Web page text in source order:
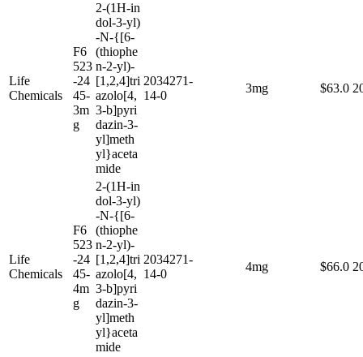
Life
Chemicals
F6
523
-24
45-
3m
g
2-(1H-in
dol-3-yl)
-N-{[6-
(thiophe
n-2-yl)-
[1,2,4]tri
azolo[4,
3-b]pyri
dazin-3-
yl]meth
yl}aceta
mide
2034271-
14-0
3mg $63.0
Life
Chemicals
F6
523
-24
45-
4m
g
2-(1H-in
dol-3-yl)
-N-{[6-
(thiophe
n-2-yl)-
[1,2,4]tri
azolo[4,
3-b]pyri
dazin-3-
yl]meth
yl}aceta
mide
2034271-
14-0
4mg $66.0